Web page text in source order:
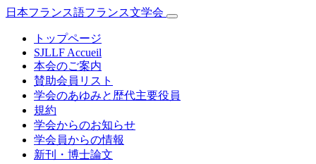
日本フランス語フランス文学会
トップページ
SJLLF Accueil
本会のご案内
賛助会員リスト
学会のあゆみと歴代主要役員
規約
学会からのお知らせ
学会員からの情報
新刊・博士論文